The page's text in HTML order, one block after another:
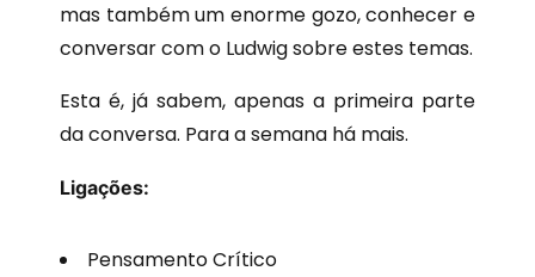
mas também um enorme gozo, conhecer e
conversar com o Ludwig sobre estes temas.
Esta é, já sabem, apenas a primeira parte
da conversa. Para a semana há mais.
Ligações:
Pensamento Crítico